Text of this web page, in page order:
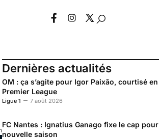
Dernières actualités
OM : ça s’agite pour Igor Paixão, courtisé en
Premier League
Ligue 1 7 août 2026
FC Nantes : Ignatius Ganago fixe le cap
nouvelle saison